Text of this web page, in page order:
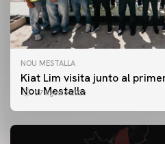
NOU MESTALLA
Kiat Lim visita junto al
Nou Mestalla
07 agosto 2026